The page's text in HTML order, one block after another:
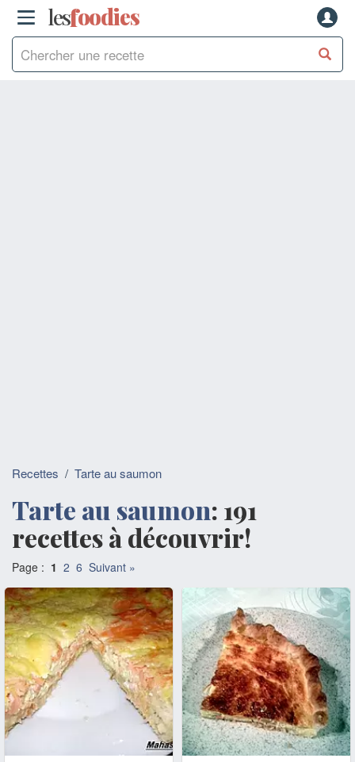
lesfoodies
Recettes / Tarte au saumon
Tarte au saumon: 191
recettes à découvrir!
Page : 1 2 6 Suivant »